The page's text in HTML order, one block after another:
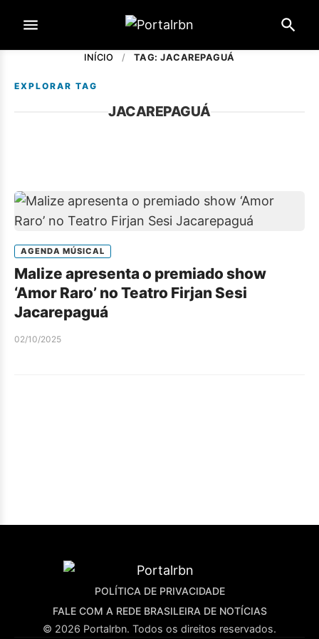
INÍCIO / TAG: JACAREPAGUÁ
EXPLORAR TAG
JACAREPAGUÁ
AGENDA MÚSICAL
Malize apresenta o premiado show
‘Amor Raro’ no Teatro Firjan Sesi
Jacarepaguá
02/10/2025
POLÍTICA DE PRIVACIDADE
FALE COM A REDE BRASILEIRA DE NOTÍCIAS
© 2026 Portalrbn. Todos os direitos reservados.